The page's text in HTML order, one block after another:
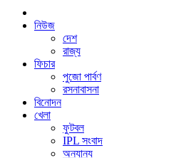
নিউজ
দেশ
রাজ্য
ফিচার
পুজো পার্বণ
রসনাবাসনা
বিনোদন
খেলা
ফুটবল
IPL সংবাদ
অন্যান্য